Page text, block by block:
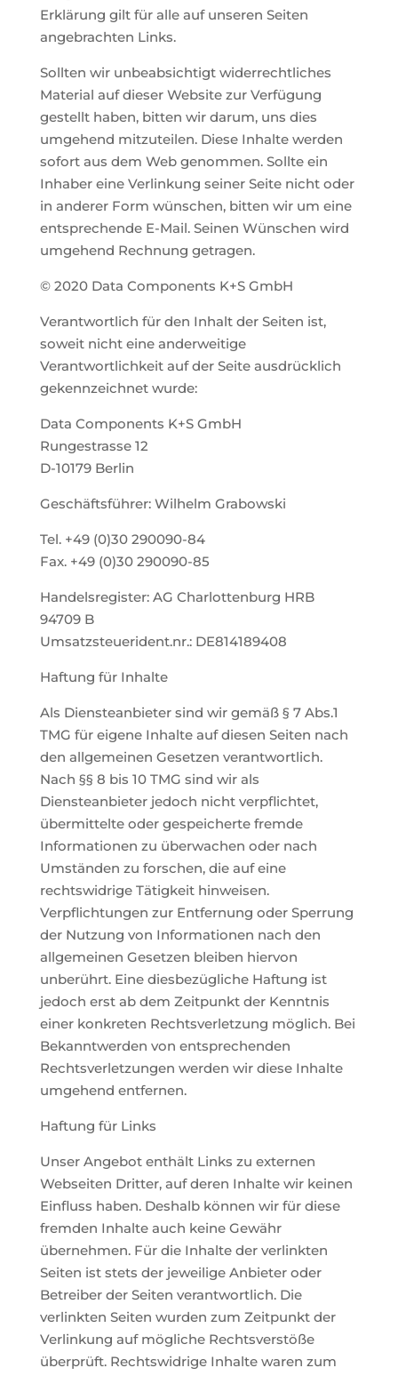
Erklärung gilt für alle auf unseren Seiten
angebrachten Links.
Sollten wir unbeabsichtigt widerrechtliches
Material auf dieser Website zur Verfügung
gestellt haben, bitten wir darum, uns dies
umgehend mitzuteilen. Diese Inhalte werden
sofort aus dem Web genommen. Sollte ein
Inhaber eine Verlinkung seiner Seite nicht oder
in anderer Form wünschen, bitten wir um eine
entsprechende E-Mail. Seinen Wünschen wird
umgehend Rechnung getragen.
© 2020 Data Components K+S GmbH
Verantwortlich für den Inhalt der Seiten ist,
soweit nicht eine anderweitige
Verantwortlichkeit auf der Seite ausdrücklich
gekennzeichnet wurde:
Data Components K+S GmbH
Rungestrasse 12
D-10179 Berlin
Geschäftsführer: Wilhelm Grabowski
Tel. +49 (0)30 290090-84
Fax. +49 (0)30 290090-85
Handelsregister: AG Charlottenburg HRB
94709 B
Umsatzsteuerident.nr.: DE814189408
Haftung für Inhalte
Als Diensteanbieter sind wir gemäß § 7 Abs.1
TMG für eigene Inhalte auf diesen Seiten nach
den allgemeinen Gesetzen verantwortlich.
Nach §§ 8 bis 10 TMG sind wir als
Diensteanbieter jedoch nicht verpflichtet,
übermittelte oder gespeicherte fremde
Informationen zu überwachen oder nach
Umständen zu forschen, die auf eine
rechtswidrige Tätigkeit hinweisen.
Verpflichtungen zur Entfernung oder Sperrung
der Nutzung von Informationen nach den
allgemeinen Gesetzen bleiben hiervon
unberührt. Eine diesbezügliche Haftung ist
jedoch erst ab dem Zeitpunkt der Kenntnis
einer konkreten Rechtsverletzung möglich. Bei
Bekanntwerden von entsprechenden
Rechtsverletzungen werden wir diese Inhalte
umgehend entfernen.
Haftung für Links
Unser Angebot enthält Links zu externen
Webseiten Dritter, auf deren Inhalte wir keinen
Einfluss haben. Deshalb können wir für diese
fremden Inhalte auch keine Gewähr
übernehmen. Für die Inhalte der verlinkten
Seiten ist stets der jeweilige Anbieter oder
Betreiber der Seiten verantwortlich. Die
verlinkten Seiten wurden zum Zeitpunkt der
Verlinkung auf mögliche Rechtsverstöße
überprüft. Rechtswidrige Inhalte waren zum